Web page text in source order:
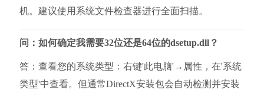
机。建议使用系统文件检查器进行全面扫描。
问：如何确定我需要32位还是64位的dsetup.dll？
答：查看您的系统类型：右键'此电脑'→属性，在'系统
类型'中查看。但通常DirectX安装包会自动检测并安装